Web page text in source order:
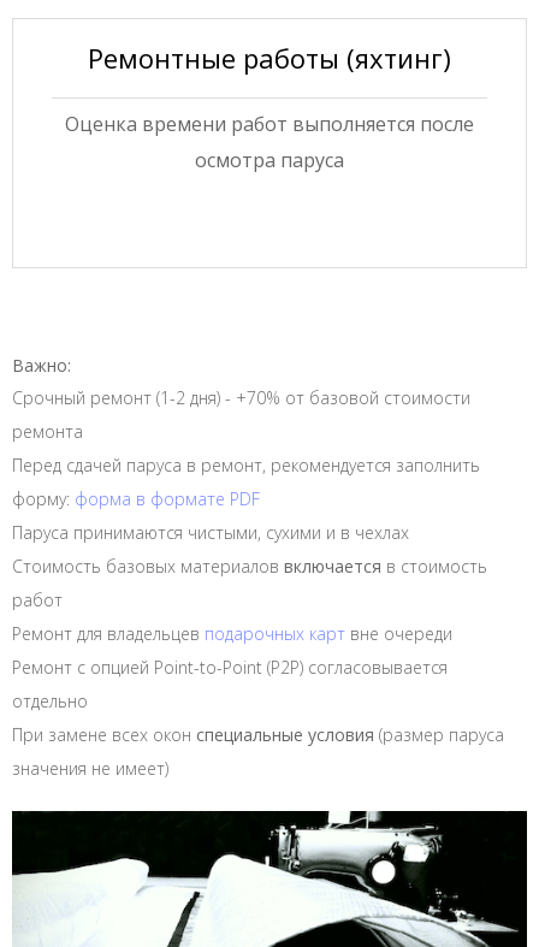
Ремонтные работы (яхтинг)
Оценка времени работ выполняется после
осмотра паруса
Важно:
Срочный ремонт (1-2 дня) - +70% от базовой стоимости
ремонта
Перед сдачей паруса в ремонт, рекомендуется заполнить
форму: форма в формате PDF
Паруса принимаются чистыми, сухими и в чехлах
Стоимость базовых материалов включается в стоимость
работ
Ремонт для владельцев подарочных карт вне очереди
Ремонт с опцией Point-to-Point (P2P) согласовывается
отдельно
При замене всех окон специальные условия (размер паруса
значения не имеет)